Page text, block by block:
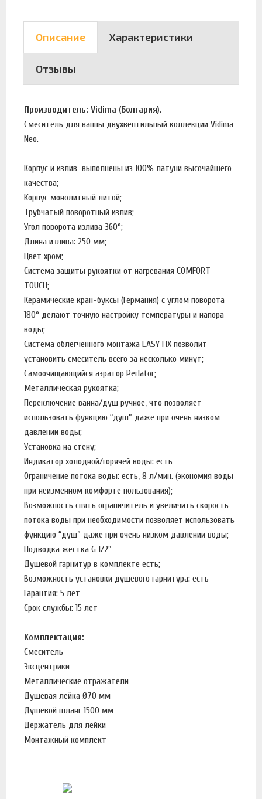
Описание Характеристики
Отзывы
Производитель: Vidima (Болгария).
Смеситель для ванны двухвентильный коллекции Vidima
Neo.
Корпус и излив выполнены из 100% латуни высочайшего
качества;
Корпус монолитный литой;
Трубчатый поворотный излив;
Угол поворота излива 360°;
Длина излива: 250 мм;
Цвет хром;
Система защиты рукоятки от нагревания COMFORT
TOUCH;
Керамические кран-буксы (Германия) с углом поворота
180° делают точную настройку температуры и напора
воды;
Система облегченного монтажа EASY FIX позволит
установить смеситель всего за несколько минут;
Самоочищающийся аэратор Perlator;
Металлическая рукоятка;
Переключение ванна/душ ручное, что позволяет
использовать функцию “душ” даже при очень низком
давлении воды;
Установка на стену;
Индикатор холодной/горячей воды: есть
Ограничение потока воды: есть, 8 л/мин. (экономия воды
при неизменном комфорте пользования);
Возможность снять ограничитель и увеличить скорость
потока воды при необходимости позволяет использовать
функцию “душ” даже при очень низком давлении воды;
Подводка жестка G 1/2"
Душевой гарнитур в комплекте есть;
Возможность установки душевого гарнитура: есть
Гарантия: 5 лет
Срок службы: 15 лет
Комплектация:
Смеситель
Эксцентрики
Металлические отражатели
Душевая лейка Ø70 мм
Душевой шланг 1500 мм
Держатель для лейки
Монтажный комплект